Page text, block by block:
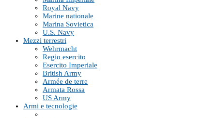
Royal Navy
Marine nationale
Marina Sovietica
U.S. Navy
Mezzi terrestri
Wehrmacht
Regio esercito
Esercito Imperiale
British Army
Armée de terre
Armata Rossa
US Army
Armi e tecnologie